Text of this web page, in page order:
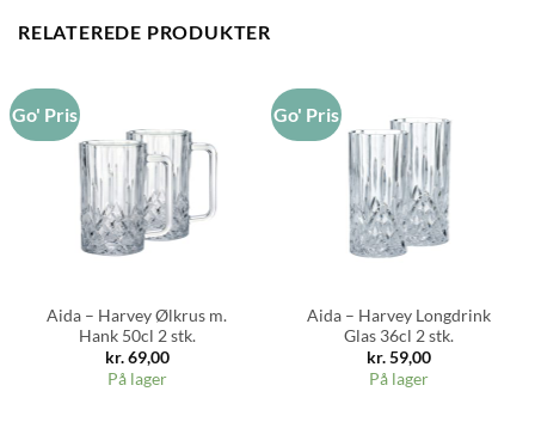
RELATEREDE PRODUKTER
Go' Pris
Aida – Harvey Ølkrus m.
Hank 50cl 2 stk.
kr.69,00
På lager
Go' Pris
Aida – Harvey Longdrink
Glas 36cl 2 stk.
kr.59,00
På lager